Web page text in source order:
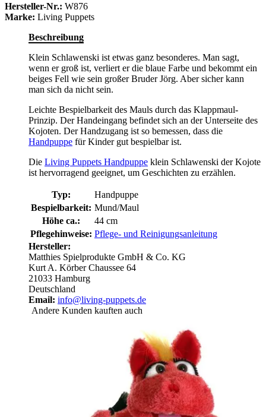
Hersteller-Nr.: W876
Marke: Living Puppets
Beschreibung
Klein Schlawenski ist etwas ganz besonderes. Man sagt,
wenn er groß ist, verliert er die blaue Farbe und bekommt ein
beiges Fell wie sein großer Bruder Jörg. Aber sicher kann
man sich da nicht sein.
Leichte Bespielbarkeit des Mauls durch das Klappmaul-
Prinzip. Der Handeingang befindet sich an der Unterseite des
Kojoten. Der Handzugang ist so bemessen, dass die
Handpuppe für Kinder gut bespielbar ist.
Die Living Puppets Handpuppe klein Schlawenski der Kojote
ist hervorragend geeignet, um Geschichten zu erzählen.
Typ:
Handpuppe
Bespielbarkeit: Mund/Maul
Höhe ca.:
44 cm
Pflegehinweise: Pflege- und Reinigungsanleitung
Hersteller:
Matthies Spielprodukte GmbH & Co. KG
Kurt A. Körber Chaussee 64
21033 Hamburg
Deutschland
Email: info@living-puppets.de
Andere Kunden kauften auch